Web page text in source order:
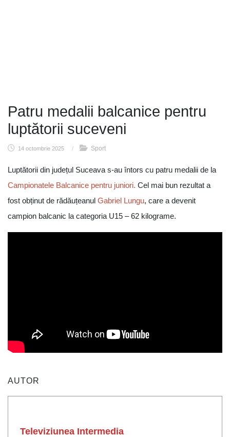
Patru medalii balcanice pentru
luptătorii suceveni
14 octombrie 2025 / Sport
Luptătorii din județul Suceava s-au întors cu patru medalii de la
Campionatele Balcanice pentru juniori. Cel mai bun rezultat a
fost obținut de rădăuțeanul Gabriel Lungu, care a devenit
campion balcanic la categoria U15 – 62 kilograme.
AUTOR
Televiziunea Intermedia